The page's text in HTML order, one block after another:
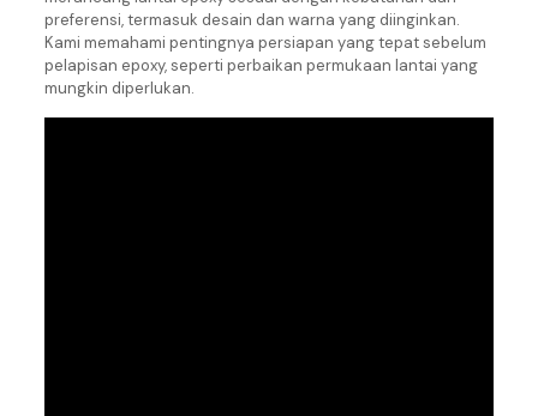
preferensi, termasuk desain dan warna yang diinginkan.
Kami memahami pentingnya persiapan yang tepat sebelum
pelapisan epoxy, seperti perbaikan permukaan lantai yang
mungkin diperlukan.